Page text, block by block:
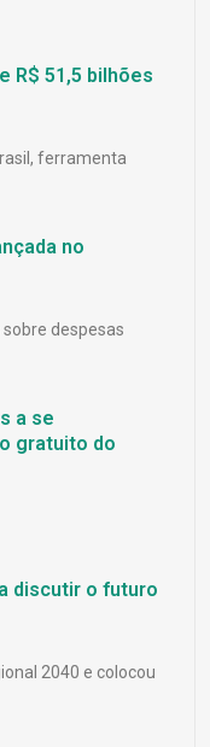
R$ 51,5 bilhões
ferramenta
no
despesas
a se
gratuito do
discutir o futuro
2040 e colocou